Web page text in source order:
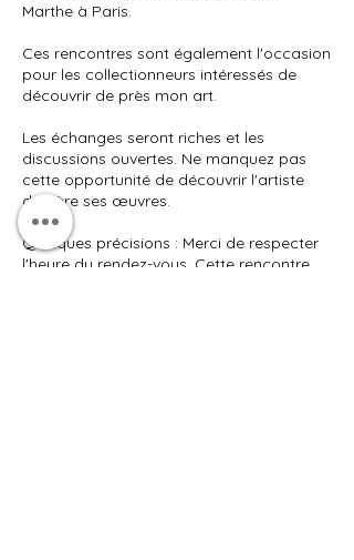
Marthe à Paris.
Ces rencontres sont également l'occasion
pour les collectionneurs intéressés de
découvrir de près mon art.
Les échanges seront riches et les
discussions ouvertes. Ne manquez pas
cette opportunité de découvrir l'artiste
derrière ses œuvres.
Quelques précisions : Merci de respecter
l'heure du rendez-vous. Cette rencontre